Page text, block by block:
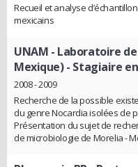
Recueil et analyse
mexicains
UNAM - Laboratoire
Mexique)- Stagiaire
2008 - 2009
Recherche de la possible
du genre Nocardia isolées de
Présentation du sujet de
de microbiologie de Morelia -